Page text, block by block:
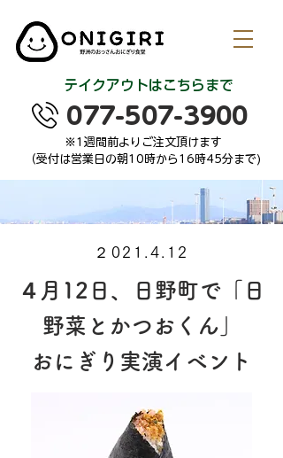
テイクアウトはこちらまで
077-507-3900
※1週間前よりご注文頂けます
（受付は営業日の朝10時から16時45分まで)
​２021.4.12
４月12日、日野町で「日
野菜とかつおくん」
おにぎり実演イベント